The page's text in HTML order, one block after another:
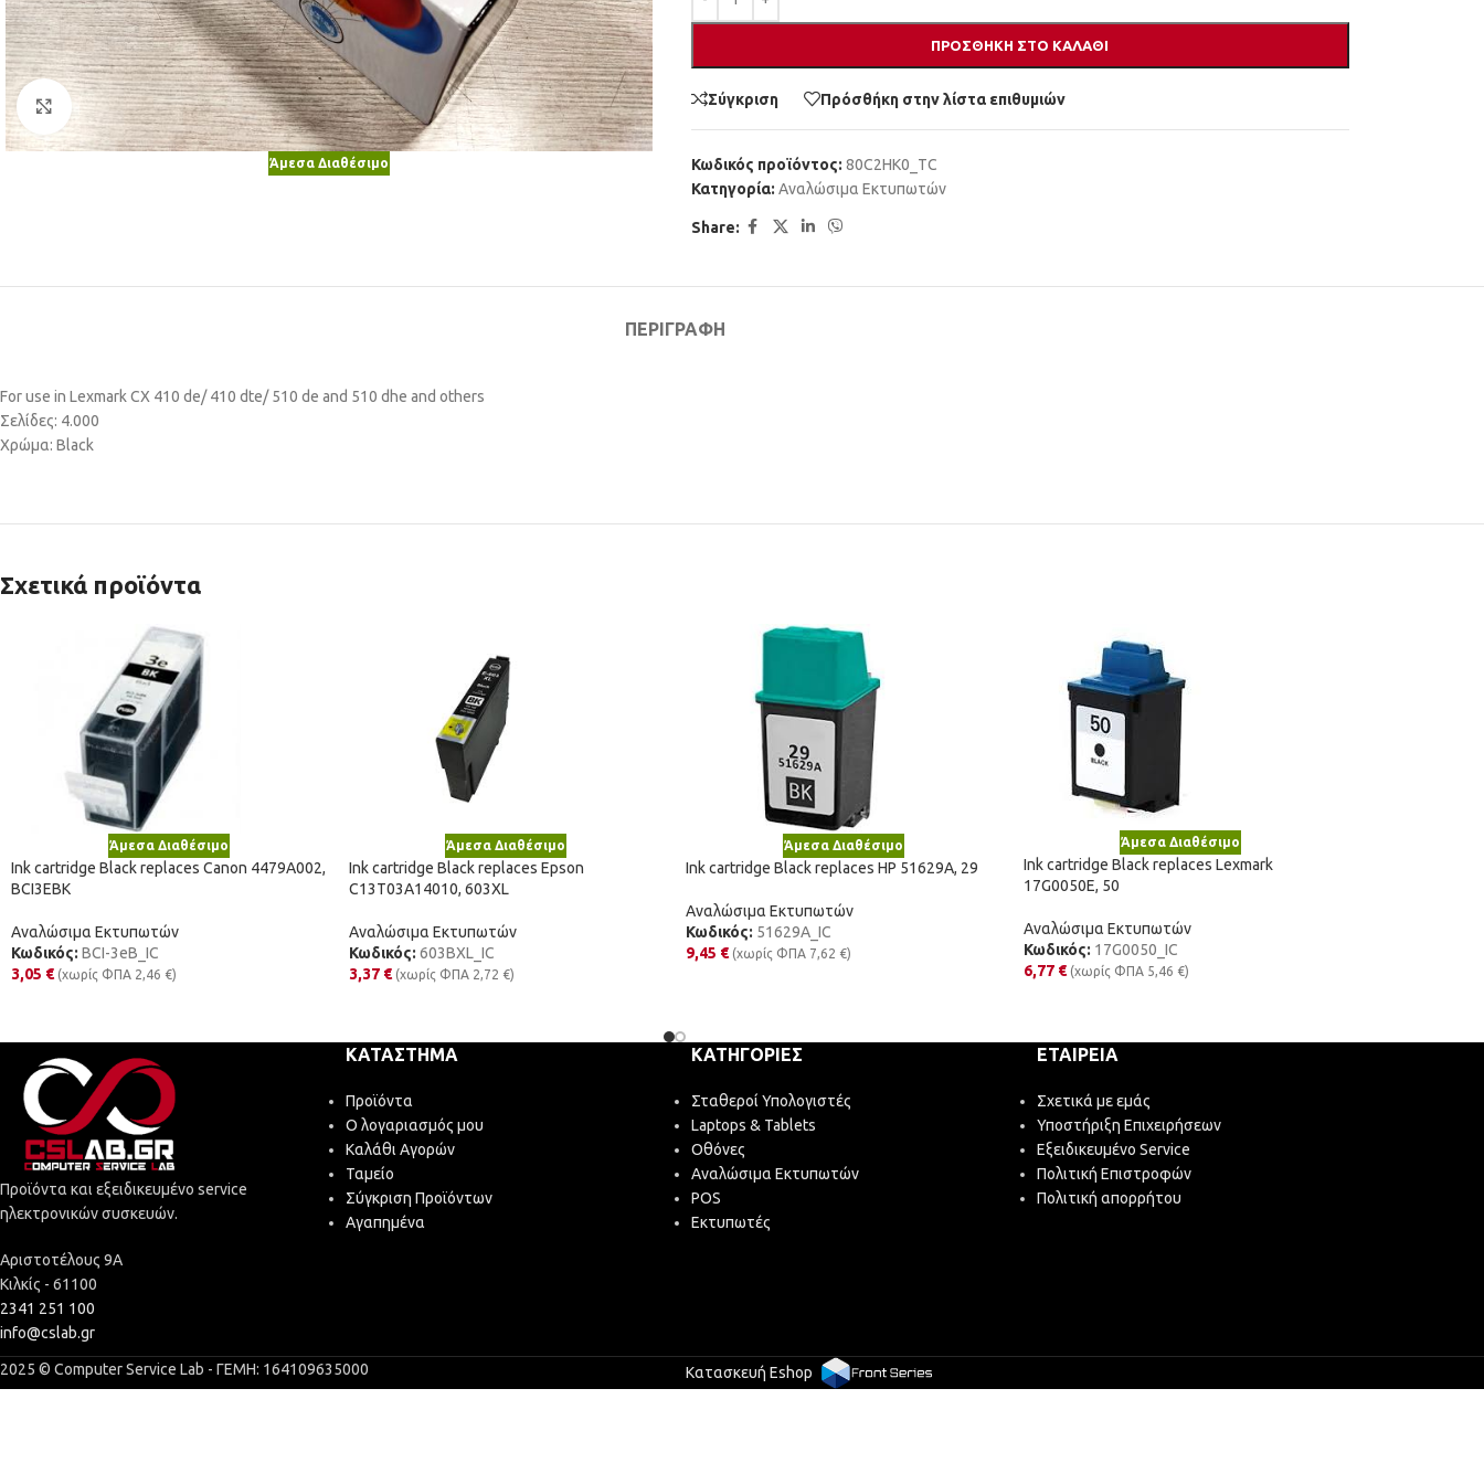
Κλικ για μεγέθυνση
Άμεσα Διαθέσιμο
ΠΡΟΣΘΉΚΗ ΣΤΟ ΚΑΛΆΘΙ
Σύγκριση Πρόσθήκη στην λίστα επιθυμιών
Κωδικός προϊόντος: 80C2HK0_TC
Κατηγορία: Αναλώσιμα Εκτυπωτών
Share:
ΠΕΡΙΓΡΑΦΉ
For use in Lexmark CX 410 de/ 410 dte/ 510 de and 510 dhe and others
Σελίδες: 4.000
Χρώμα: Black
Σχετικά προϊόντα
Άμεσα Διαθέσιμο
Ink cartridge Black replaces Canon 4479A002,
BCI3EBK
Αναλώσιμα Εκτυπωτών
Κωδικός: BCI-3eB_IC
3,05 € (χωρίς ΦΠΑ 2,46 €)
Άμεσα Διαθέσιμο
Ink cartridge Black replaces Epson
C13T03A14010, 603XL
Αναλώσιμα Εκτυπωτών
Κωδικός: 603BXL_IC
3,37 € (χωρίς ΦΠΑ 2,72 €)
Άμεσα Διαθέσιμο
Ink cartridge Black replaces HP 51629A, 29
Αναλώσιμα Εκτυπωτών
Κωδικός: 51629A_IC
9,45 € (χωρίς ΦΠΑ 7,62 €)
Άμεσα Διαθέσιμο
Ink cartridge Black replaces Lexmark
17G0050E, 50
Αναλώσιμα Εκτυπωτών
Κωδικός: 17G0050_IC
6,77 € (χωρίς ΦΠΑ 5,46 €)
Προϊόντα και εξειδικευμένο service
ηλεκτρονικών συσκευών.
Αριστοτέλους 9Α
Κιλκίς - 61100
2341 251 100
info@cslab.gr
ΚΑΤΆΣΤΗΜΑ
Προϊόντα
Ο λογαριασμός μου
Καλάθι Αγορών
Ταμείο
Σύγκριση Προϊόντων
Αγαπημένα
ΚΑΤΗΓΟΡΊΕΣ
Σταθεροί Υπολογιστές
Laptops & Tablets
Οθόνες
Αναλώσιμα Εκτυπωτών
POS
Εκτυπωτές
ΕΤΑΙΡΕΊΑ
Σχετικά με εμάς
Υποστήριξη Επιχειρήσεων
Εξειδικευμένο Service
Πολιτική Επιστροφών
Πολιτική απορρήτου
2025 © Computer Service Lab - ΓΕΜΗ: 164109635000 Κατασκευή Eshop